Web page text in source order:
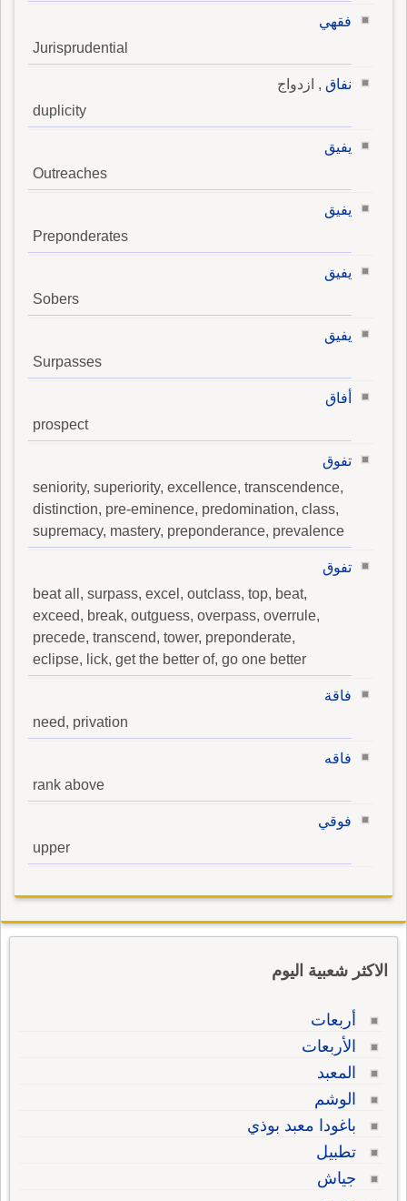
فقهي
Jurisprudential
نفاق , ازدواج
duplicity
يفيق
Outreaches
يفيق
Preponderates
يفيق
Sobers
يفيق
Surpasses
أفاق
prospect
تفوق
seniority, superiority, excellence, transcendence,
distinction, pre-eminence, predomination, class,
supremacy, mastery, preponderance, prevalence
تفوق
beat all, surpass, excel, outclass, top, beat,
exceed, break, outguess, overpass, overrule,
precede, transcend, tower, preponderate,
eclipse, lick, get the better of, go one better
فاقة
need, privation
فاقه
rank above
فوقي
upper
الاكثر شعبية اليوم
أربعات
الأربعات
المعبد
الوشم
باغودا معبد بوذي
تطبيل
جياش